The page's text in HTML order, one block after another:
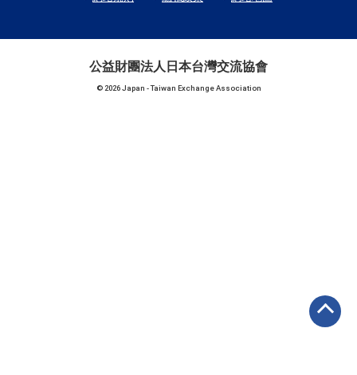
公益財團法人日本台灣交流協會
© 2026 Japan - Taiwan Exchange Association